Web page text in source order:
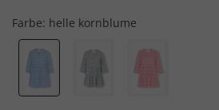
Farbe: helle kornblume